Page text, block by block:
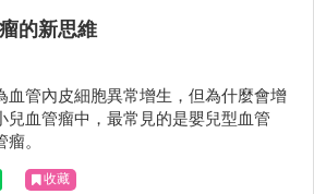
的新思維
血管內皮細胞異常增生，但為什麼會增
兒血管瘤中，最常見的是嬰兒型血管
。
收藏